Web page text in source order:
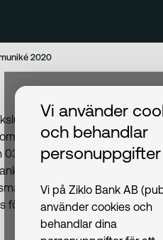
2020
för januari-
kontakta vår VD
83 88 00. Informationen
AB ska offentliggöra
(SFS 2007:528).
för offentliggörande den 5
Vi använder
och behandlar
personuppgifter
Vi på Ziklo Bank AB
använder cookies och
behandlar dina